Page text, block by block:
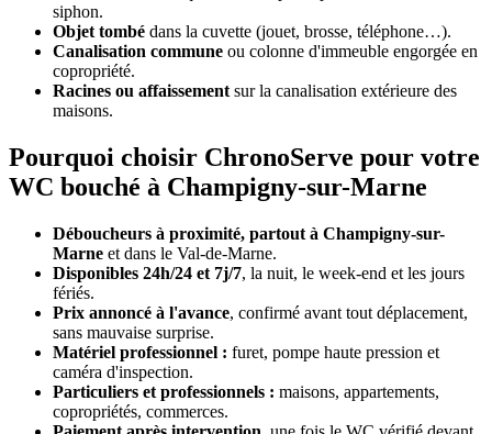
siphon.
Objet tombé dans la cuvette (jouet, brosse, téléphone…).
Canalisation commune ou colonne d'immeuble engorgée en
copropriété.
Racines ou affaissement sur la canalisation extérieure des
maisons.
Pourquoi choisir ChronoServe pour votre
WC bouché à Champigny-sur-Marne
Déboucheurs à proximité, partout à Champigny-sur-
Marne et dans le Val-de-Marne.
Disponibles 24h/24 et 7j/7, la nuit, le week-end et les jours
fériés.
Prix annoncé à l'avance, confirmé avant tout déplacement,
sans mauvaise surprise.
Matériel professionnel : furet, pompe haute pression et
caméra d'inspection.
Particuliers et professionnels : maisons, appartements,
copropriétés, commerces.